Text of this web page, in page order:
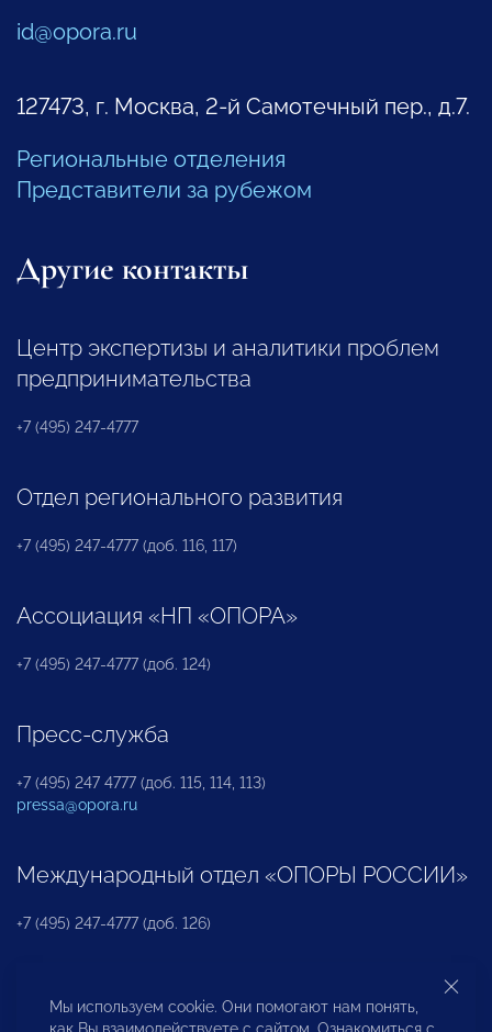
id@opora.ru
127473, г. Москва, 2-й Самотечный пер., д.7.
Региональные отделения
Представители за рубежом
Другие контакты
Центр экспертизы и аналитики проблем
предпринимательства
+7 (495) 247-4777
Отдел регионального развития
+7 (495) 247-4777 (доб. 116, 117)
Ассоциация «НП «ОПОРА»
+7 (495) 247-4777 (доб. 124)
Пресс-служба
+7 (495) 247 4777 (доб. 115, 114, 113)
pressa@opora.ru
Международный отдел «ОПОРЫ РОССИИ»
+7 (495) 247-4777 (доб. 126)
Бюро по защите прав предпринимателей и
инвесторов
Мы используем cookie. Они помогают нам понять,
как Вы взаимодействуете с сайтом. Ознакомиться с